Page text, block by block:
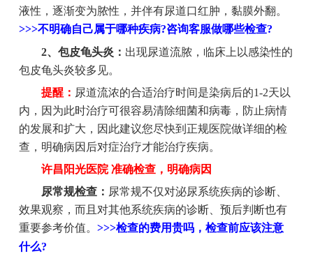
液性，逐渐变为脓性，并伴有尿道口红肿，黏膜外翻。
>>>不明确自己属于哪种疾病?咨询客服做哪些检查?
2、包皮龟头炎： 出现尿道流脓，临床上以感染性的
包皮龟头炎较多见。
提醒： 尿道流浓的合适治疗时间是染病后的1-2天以
内，因为此时治疗可很容易清除细菌和病毒，防止病情
的发展和扩大，因此建议您尽快到正规医院做详细的检
查，明确病因后对症治疗才能治疗疾病。
许昌阳光医院 准确检查，明确病因
尿常规检查： 尿常规不仅对泌尿系统疾病的诊断、
效果观察，而且对其他系统疾病的诊断、预后判断也有
重要参考价值。 >>>检查的费用贵吗，检查前应该注意
什么?